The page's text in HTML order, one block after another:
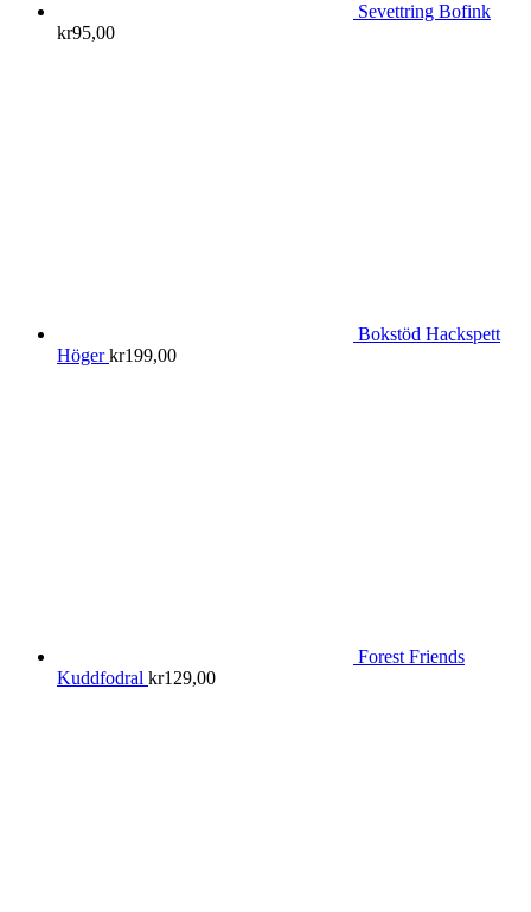
Sevettring Bofink
kr95,00
Bokstöd Hackspett
Högerkr199,00
Forest Friends
Kuddfodral kr129,00